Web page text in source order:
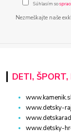
Súhlasím so
Nezmeškajte naše
DETI, ŠPORT,
www.detsky-
www.detsky-